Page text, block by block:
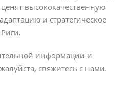
высококачественную
и стратегическое
информации и
свяжитесь с нами.